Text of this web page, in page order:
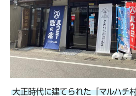
大正時代に建てられた「マルハチ